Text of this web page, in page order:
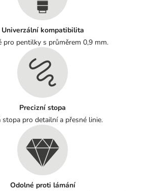
Univerzální kompatibilita
pro pentilky s průměrem 0,9 mm.
Precizní stopa
stopa pro detailní a přesné linie.
Odolné proti lámání